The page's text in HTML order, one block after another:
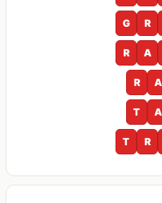
G R
R A
R A
T A
T R